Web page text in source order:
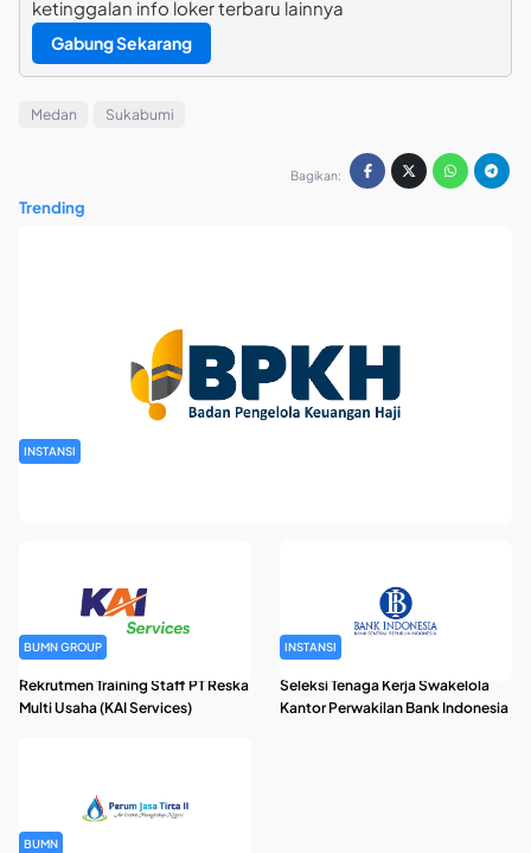
ketinggalan info loker terbaru lainnya
Gabung Sekarang
Medan Sukabumi
Bagikan:
Trending
INSTANSI
BUMN GROUP
Rekrutmen Training Staff PT Reska
Multi Usaha (KAI Services)
INSTANSI
Seleksi Tenaga Kerja Swakelola
Kantor Perwakilan Bank Indonesia
BUMN